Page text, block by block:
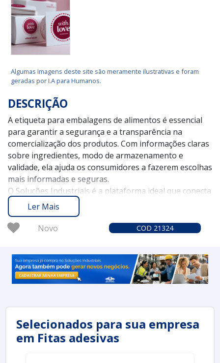
Algumas imagens deste site são meramente ilustrativas e foram
geradas por I.A para Humanos.
DESCRIÇÃO
A etiqueta para embalagens de alimentos é essencial
para garantir a segurança e a transparência na
comercialização dos produtos. Com informações claras
sobre ingredientes, modo de armazenamento e
validade, ela ajuda os consumidores a fazerem escolhas
mais informadas e seguras.
O Soluções Industriais é a plataforma ideal que conecta
você aos melhores fornecedores de etiquetas para
embalagens. Desde 2012, temos o compromisso de
oferecer uma experiência confiável, contando com mais
Considere solicitar um orçamento no Soluções
Industriais e descubra como a etiqueta para
embalagens de alimentos pode agregar valor à sua
Ler Mais
Novo
COD 21324
Selecionados para sua empresa
em Fitas adesivas